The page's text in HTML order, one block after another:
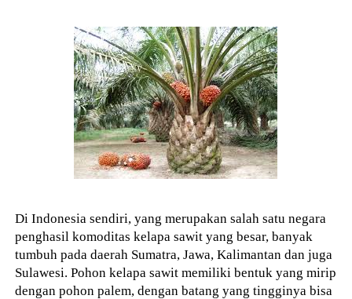
Di Indonesia sendiri, yang merupakan salah satu negara
penghasil komoditas kelapa sawit yang besar, banyak
tumbuh pada daerah Sumatra, Jawa, Kalimantan dan juga
Sulawesi. Pohon kelapa sawit memiliki bentuk yang mirip
dengan pohon palem, dengan batang yang tingginya bisa